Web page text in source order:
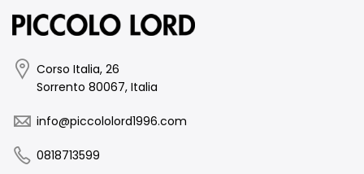
Corso Italia, 26
Sorrento 80067, Italia
info@piccololord1996.com
0818713599